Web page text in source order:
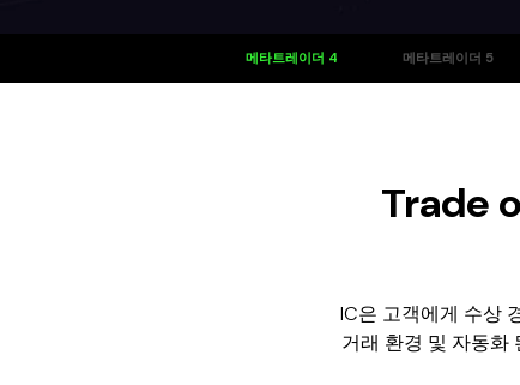
메타트레이더 4 메타트레이더 5
Trade
IC은 고객에게 수상
거래 환경 및 자동화